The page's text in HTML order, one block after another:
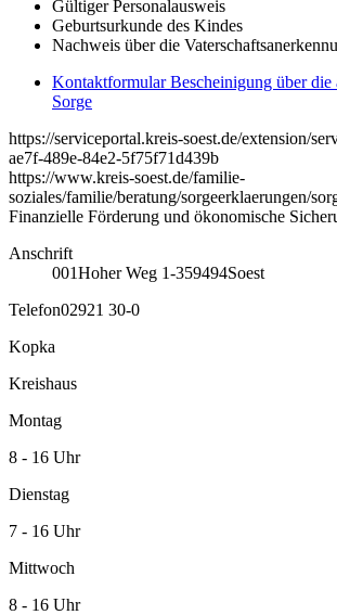
Gültiger Personalausweis
Geburtsurkunde des Kindes
Nachweis über die
Kontaktformular Bescheinigung über die
Sorge
https://serviceportal.kreis-soest.de/extension/
ae7f-489e-84e2-5f75f71d439b
https://www.kreis-soest.de/familie-
soziales/familie/beratung/sorgeerklaerungen/
Finanzielle Förderung und ökonomische
Anschrift
001Hoher Weg 1-359494Soest
Telefon02921 30-0
Kopka
Kreishaus
Montag
8 - 16 Uhr
Dienstag
7 - 16 Uhr
Mittwoch
8 - 16 Uhr